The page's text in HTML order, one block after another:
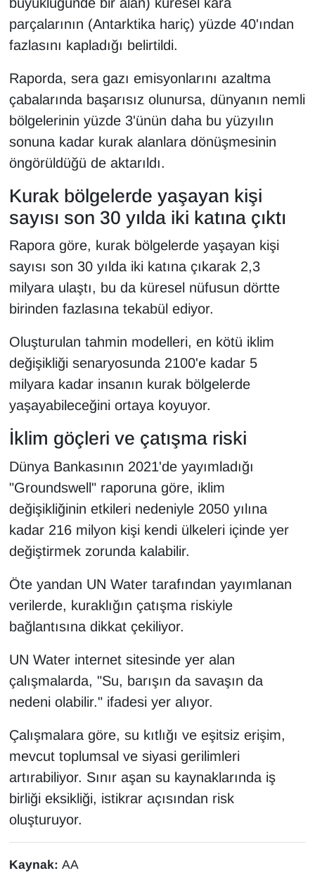
parçalarının (Antarktika hariç) yüzde 40'ından
fazlasını kapladığı belirtildi.
Raporda, sera gazı emisyonlarını azaltma
çabalarında başarısız olunursa, dünyanın nemli
bölgelerinin yüzde 3'ünün daha bu yüzyılın
sonuna kadar kurak alanlara dönüşmesinin
öngörüldüğü de aktarıldı.
Kurak bölgelerde yaşayan kişi
sayısı son 30 yılda iki katına çıktı
Rapora göre, kurak bölgelerde yaşayan kişi
sayısı son 30 yılda iki katına çıkarak 2,3
milyara ulaştı, bu da küresel nüfusun dörtte
birinden fazlasına tekabül ediyor.
Oluşturulan tahmin modelleri, en kötü iklim
değişikliği senaryosunda 2100'e kadar 5
milyara kadar insanın kurak bölgelerde
yaşayabileceğini ortaya koyuyor.
İklim göçleri ve çatışma riski
Dünya Bankasının 2021'de yayımladığı
"Groundswell" raporuna göre, iklim
değişikliğinin etkileri nedeniyle 2050 yılına
kadar 216 milyon kişi kendi ülkeleri içinde yer
değiştirmek zorunda kalabilir.
Öte yandan UN Water tarafından yayımlanan
verilerde, kuraklığın çatışma riskiyle
bağlantısına dikkat çekiliyor.
UN Water internet sitesinde yer alan
çalışmalarda, "Su, barışın da savaşın da
nedeni olabilir." ifadesi yer alıyor.
Çalışmalara göre, su kıtlığı ve eşitsiz erişim,
mevcut toplumsal ve siyasi gerilimleri
artırabiliyor. Sınır aşan su kaynaklarında iş
birliği eksikliği, istikrar açısından risk
oluşturuyor.
Kaynak: AA